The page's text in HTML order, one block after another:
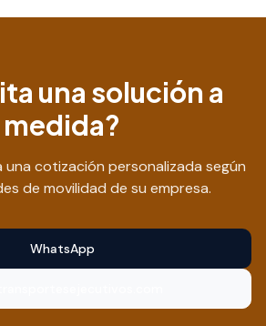
una solución a
medida?
cotización personalizada según
de movilidad de su empresa.
WhatsApp